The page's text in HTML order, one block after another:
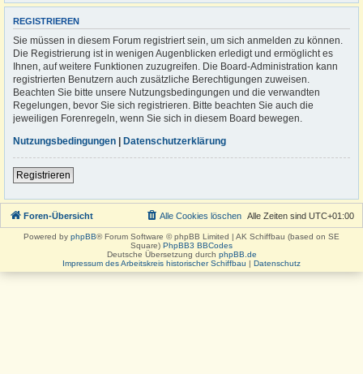
REGISTRIEREN
Sie müssen in diesem Forum registriert sein, um sich anmelden zu können.
Die Registrierung ist in wenigen Augenblicken erledigt und ermöglicht es
Ihnen, auf weitere Funktionen zuzugreifen. Die Board-Administration kann
registrierten Benutzern auch zusätzliche Berechtigungen zuweisen.
Beachten Sie bitte unsere Nutzungsbedingungen und die verwandten
Regelungen, bevor Sie sich registrieren. Bitte beachten Sie auch die
jeweiligen Forenregeln, wenn Sie sich in diesem Board bewegen.
Nutzungsbedingungen | Datenschutzerklärung
Registrieren
Foren-Übersicht Alle Zeiten sind UTC+01:00
Alle Cookies löschen
Powered by phpBB® Forum Software © phpBB Limited | AK Schiffbau (based on SE
Square) PhpBB3 BBCodes
Deutsche Übersetzung durch phpBB.de
Impressum des Arbeitskreis historischer Schiffbau | Datenschutz